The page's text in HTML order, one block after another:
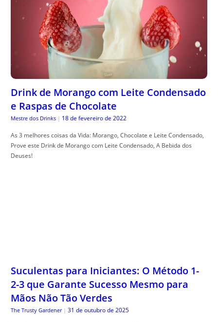
Drink de Morango com Leite Condensado
e Raspas de Chocolate
Mestre dos Drinks | 18 de fevereiro de 2022
As 3 melhores coisas da Vida: Morango, Chocolate e Leite Condensado,
Prove este Drink de Morango com Leite Condensado, A Bebida dos
Deuses!
Suculentas para Iniciantes: O Método 1-
2-3 que Garante Sucesso Mesmo para
Mãos Não Tão Verdes
The Trusty Gardener | 31 de outubro de 2025